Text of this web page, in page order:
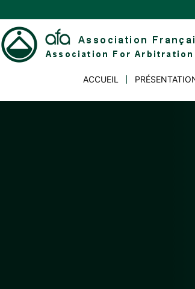
to
content
d'Arbitrage
ACCUEIL